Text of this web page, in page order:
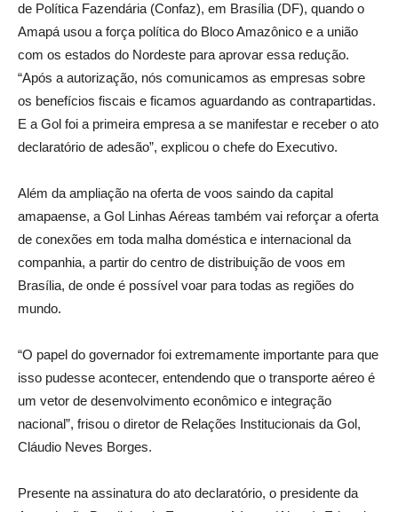
de Política Fazendária (Confaz), em Brasília (DF), quando o
Amapá usou a força política do Bloco Amazônico e a união
com os estados do Nordeste para aprovar essa redução.
“Após a autorização, nós comunicamos as empresas sobre
os benefícios fiscais e ficamos aguardando as contrapartidas.
E a Gol foi a primeira empresa a se manifestar e receber o ato
declaratório de adesão”, explicou o chefe do Executivo.
Além da ampliação na oferta de voos saindo da capital
amapaense, a Gol Linhas Aéreas também vai reforçar a oferta
de conexões em toda malha doméstica e internacional da
companhia, a partir do centro de distribuição de voos em
Brasília, de onde é possível voar para todas as regiões do
mundo.
“O papel do governador foi extremamente importante para que
isso pudesse acontecer, entendendo que o transporte aéreo é
um vetor de desenvolvimento econômico e integração
nacional”, frisou o diretor de Relações Institucionais da Gol,
Cláudio Neves Borges.
Presente na assinatura do ato declaratório, o presidente da